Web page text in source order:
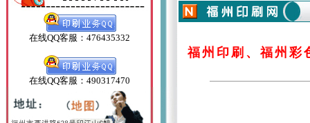
在线QQ客服：476435332
在线QQ客服：490317470
福州印刷、福州彩